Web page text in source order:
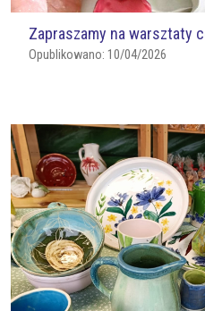
Zapraszamy na warsztaty
Opublikowano: 10/04/2026